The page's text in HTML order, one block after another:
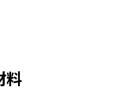
材料